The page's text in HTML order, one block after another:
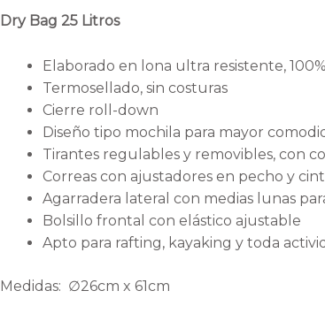
Dry Bag 25 Litros
Elaborado en lona ultra resistente,
Termosellado, sin costuras
Cierre roll-down
Diseño tipo mochila para mayor
Tirantes regulables y removibles, con
Correas con ajustadores en pecho y
Agarradera lateral con medias lunas
Bolsillo frontal con elástico ajustable
Apto para rafting, kayaking y toda
Medidas: ∅26cm x 61cm